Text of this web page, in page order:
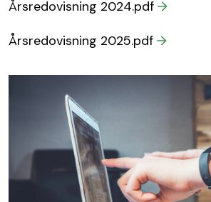
Årsredovisning 2024.pdf
Årsredovisning 2025.pdf